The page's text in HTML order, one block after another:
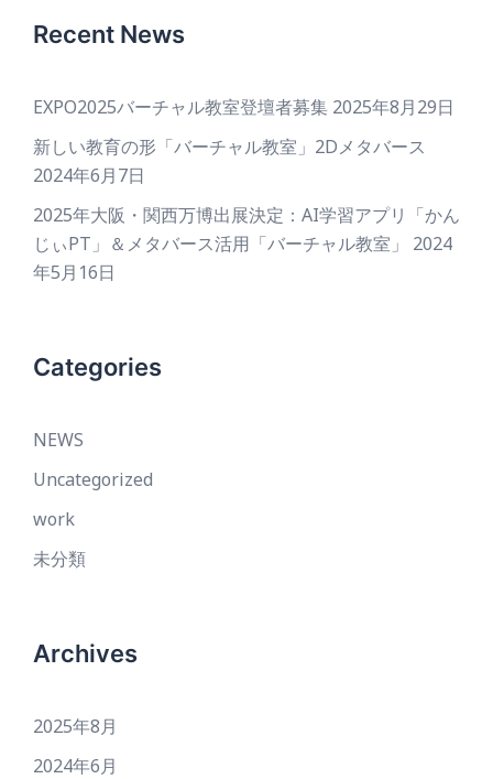
Recent News
EXPO2025バーチャル教室登壇者募集 2025年8月29日
新しい教育の形「バーチャル教室」2Dメタバース
2024年6月7日
2025年大阪・関西万博出展決定：AI学習アプリ「かん
じぃPT」＆メタバース活用「バーチャル教室」
2024
年5月16日
Categories
NEWS
Uncategorized
work
未分類
Archives
2025年8月
2024年6月